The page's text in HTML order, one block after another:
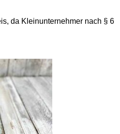
da Kleinunternehmer nach § 6